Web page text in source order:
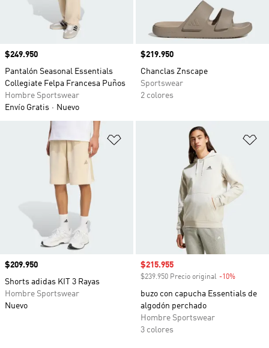
Precio
$249.950
Pantalón Seasonal Essentials
Collegiate Felpa Francesa Puños
Hombre Sportswear
Envío Gratis
Nuevo
Precio
$219.950
Chanclas Znscape
Sportswear
2 colores
Añadir a la lista de deseos
Precio
$209.950
Shorts adidas KIT 3 Rayas
Hombre Sportswear
Nuevo
Precio de venta
$215.955
$239.950 Precio original -10%
buzo con capucha Essentials de
algodón perchado
Hombre Sportswear
3 colores